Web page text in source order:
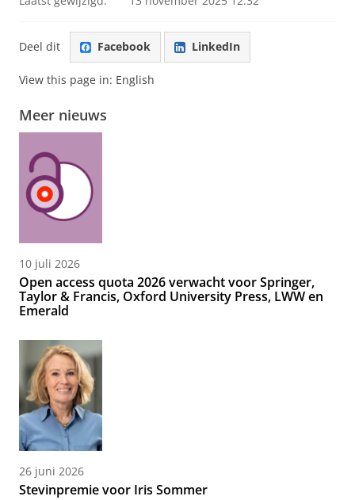
Deel dit Facebook LinkedIn
View this page in: English
Meer nieuws
10 juli 2026
Open access quota 2026 verwacht voor Springer,
Taylor & Francis, Oxford University Press, LWW en
Emerald
26 juni 2026
Stevinpremie voor Iris Sommer